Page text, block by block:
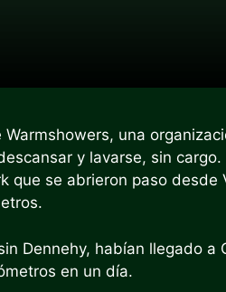
una
y lavarse, sin
que se abrieron paso
Dennehy, habían llegado
en un día.